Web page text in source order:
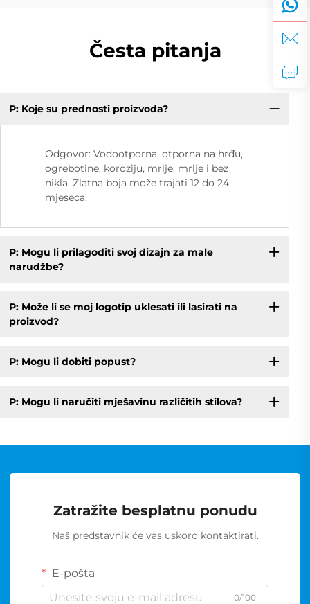
Česta pitanja
P: Koje su prednosti proizvoda?
Odgovor: Vodootporna, otporna na hrđu,
ogrebotine, koroziju, mrlje, mrlje i bez
nikla. Zlatna boja može trajati 12 do 24
mjeseca.
P: Mogu li prilagoditi svoj dizajn za male
narudžbe?
P: Može li se moj logotip uklesati ili lasirati na
proizvod?
P: Mogu li dobiti popust?
P: Mogu li naručiti mješavinu različitih stilova?
Zatražite besplatnu ponudu
Naš predstavnik će vas uskoro kontaktirati.
E-pošta
0/100